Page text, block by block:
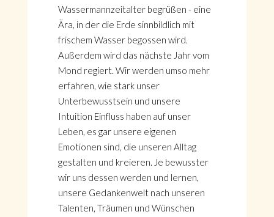
Wassermannzeitalter begrüßen - eine
Ära, in der die Erde sinnbildlich mit
frischem Wasser begossen wird.
Außerdem wird das nächste Jahr vom
Mond regiert. Wir werden umso mehr
erfahren, wie stark unser
Unterbewusstsein und unsere
Intuition Einfluss haben auf unser
Leben, es gar unsere eigenen
Emotionen sind, die unseren Alltag
gestalten und kreieren. Je bewusster
wir uns dessen werden und lernen,
unsere Gedankenwelt nach unseren
Talenten, Träumen und Wünschen